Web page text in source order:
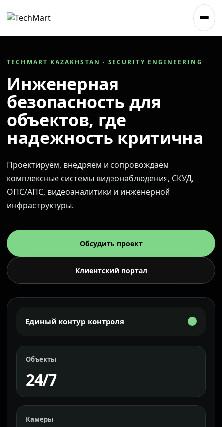
TECHMART KAZAKHSTAN · SECURITY ENGINEERING
Инженерная
безопасность для
объектов, где
надежность критична
Проектируем, внедряем и сопровождаем
комплексные системы видеонаблюдения, СКУД,
ОПС/АПС, видеоаналитики и инженерной
инфраструктуры.
Обсудить проект
Клиентский портал
Единый контур контроля
Объекты
24/7
Камеры